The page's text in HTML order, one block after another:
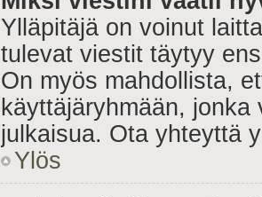
Ylläpitäjä on voinut
tulevat viestit täytyy
On myös mahdollista,
käyttäjäryhmään,
julkaisua. Ota yhteyttä
Ylös